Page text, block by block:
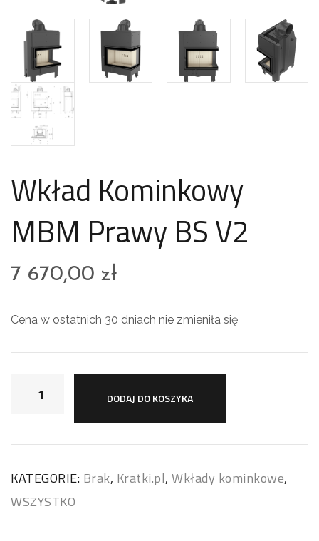
Wkład Kominkowy
MBM Prawy BS V2
7 670,00 zł
Cena w ostatnich 30 dniach nie zmieniła się
DODAJ DO KOSZYKA
KATEGORIE: Brak, Kratki.pl, Wkłady kominkowe,
WSZYSTKO